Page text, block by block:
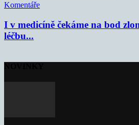
Komentáře
I v medicíně čekáme na bod
léčbu...